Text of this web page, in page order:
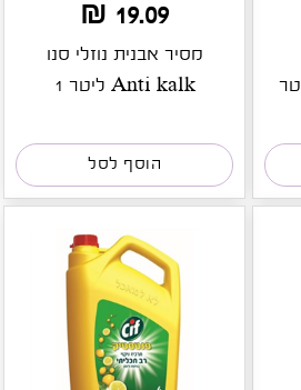
19.09 ₪
מסיר אבנית נוזלי סנו
Anti kalk ליטר 1
הוסף לסל